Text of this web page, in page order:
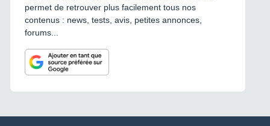
permet de retrouver plus facilement tous nos
contenus : news, tests, avis, petites annonces,
forums...